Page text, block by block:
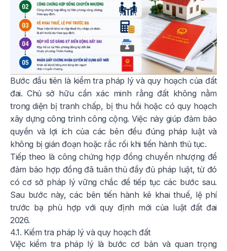
Bước đầu tiên là kiểm tra pháp lý và quy hoạch của đất
đai. Chủ sở hữu cần xác minh rằng đất không nằm
trong diện bị tranh chấp, bị thu hồi hoặc có quy hoạch
xây dựng công trình công cộng. Việc này giúp đảm bảo
quyền và lợi ích của các bên đều đúng pháp luật và
không bị gián đoạn hoặc rắc rối khi tiến hành thủ tục.
Tiếp theo là công chứng hợp đồng chuyển nhượng để
đảm bảo hợp đồng đã tuân thủ đầy đủ pháp luật, từ đó
có cơ sở pháp lý vững chắc để tiếp tục các bước sau.
Sau bước này, các bên tiến hành kê khai thuế, lệ phí
trước bạ phù hợp với quy định mới của luật đất đai
2026.
4.1. Kiểm tra pháp lý và quy hoạch đất
Việc kiểm tra pháp lý là bước cơ bản và quan trọng